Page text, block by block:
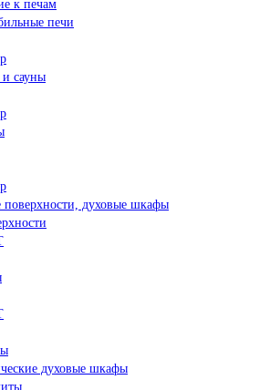
к печам
печи
сауны
духовые шкафы
духовые шкафы